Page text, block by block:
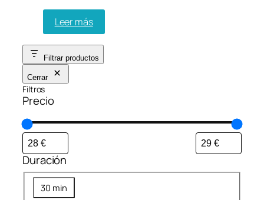
Leer más
Filtrar productos
Cerrar
Filtros
Precio
Duración
D30 min